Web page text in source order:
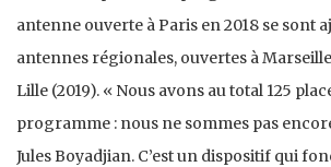
antenne ouverte à Paris en 2018 se sont
antennes régionales, ouvertes à
Lille (2019). « Nous avons au total 125
programme : nous ne sommes pas
Jules Boyadjian. C’est un dispositif qui